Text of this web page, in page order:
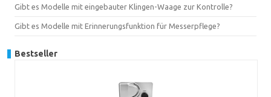
Gibt es Modelle mit eingebauter Klingen-Waage zur Kontrolle?
Gibt es Modelle mit Erinnerungsfunktion für Messerpflege?
Bestseller